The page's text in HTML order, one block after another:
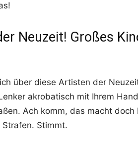
Neuzeit! Großes
über diese Artisten der
akrobatisch mit Ihrem
Ach komm, das macht
Stimmt.